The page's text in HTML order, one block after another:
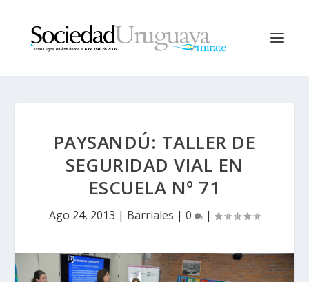
PAYSANDÚ: TALLER DE
SEGURIDAD VIAL EN
ESCUELA Nº 71
Ago 24, 2013 | Barriales | 0 |